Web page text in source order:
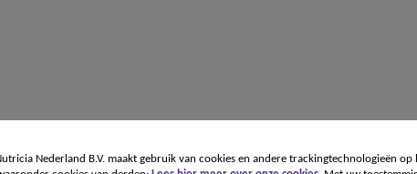
Nederland B.V. maakt gebruik van cookies en andere trackingtechnologieën op